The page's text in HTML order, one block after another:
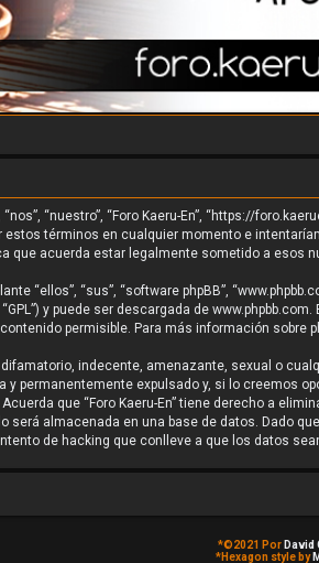
“nuestro”, “Foro Kaeru-En”, “https://
estos términos en cualquier momento e
que acuerda estar legalmente sometido a
“ellos”, “sus”, “software phpBB”,
y puede ser descargada de www.phpbb.com.
permisible. Para más información sobre
indecente, amenazante, sexual o
permanentemente expulsado y, si lo creemos
que “Foro Kaeru-En” tiene derecho a
almacenada en una base de datos. Dado
de hacking que conlleve a que los datos
*©2021 Por David
*Hexagon style by